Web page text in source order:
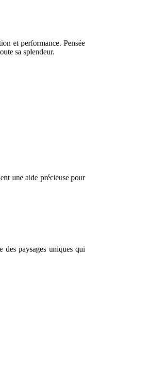
et performance. Pensée
sa splendeur.
une aide précieuse pour
paysages uniques qui